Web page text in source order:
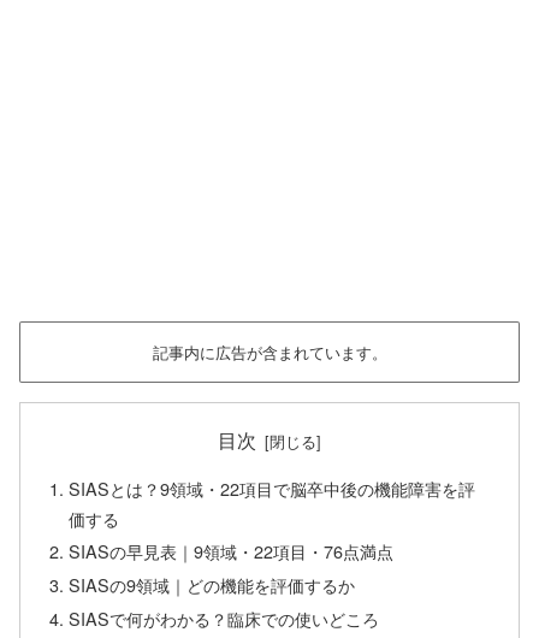
記事内に広告が含まれています。
目次
SIASとは？9領域・22項目で脳卒中後の機能障害を評
価する
SIASの早見表｜9領域・22項目・76点満点
SIASの9領域｜どの機能を評価するか
SIASで何がわかる？臨床での使いどころ